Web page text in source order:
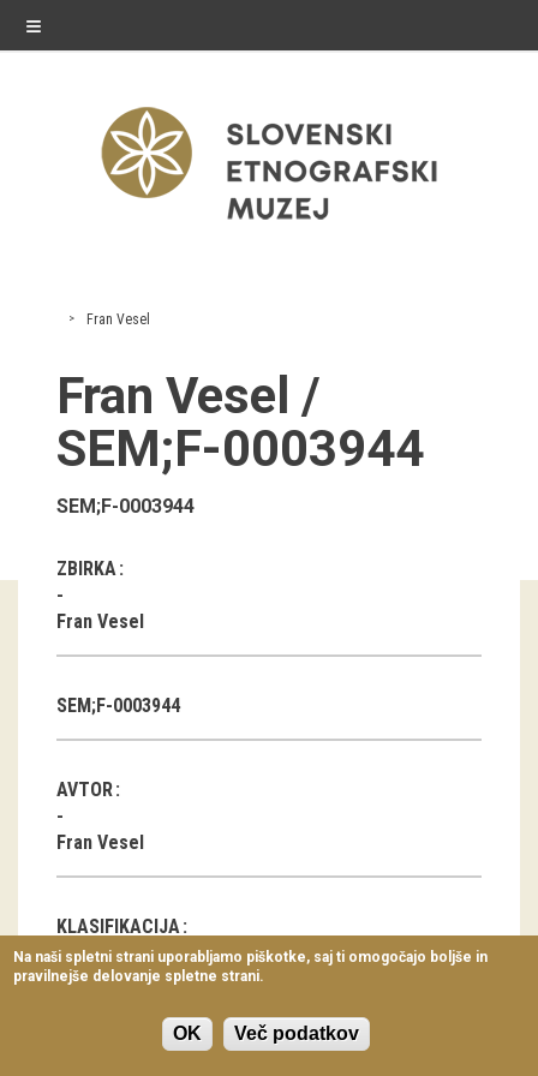
≡
razstave
Občasne razstave
Gostovanja
E-razstave
Virtualni sprehodi
Razstavni projekti
Napovednik
Arhiv razstav
Koledar dogodkov
Prireditve
Predavanja
Delavnice
Vodeni ogledi
Fran Vesel
Fran Vesel /
SEM;F-0003944
SEM;F-0003944
ZBIRKA
Fran Vesel
SEM;F-0003944
AVTOR
Fran Vesel
KLASIFIKACIJA
Delo v gozdu
Na naši spletni strani uporabljamo piškotke, saj ti omogočajo boljše in
pravilnejše delovanje spletne strani.
OK Več podatkov